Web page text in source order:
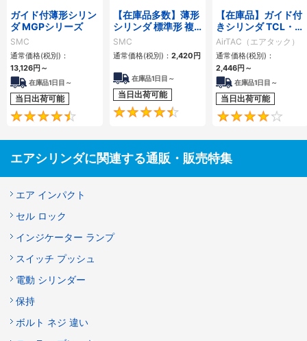
ガイド付薄形シリン
ダ MGPシリーズ
SMC
通常価格(税別)：
13,126円 ～
在庫品1日目～
当日出荷可能
4.6
【在庫品多数】薄形
シリンダ 標準形 複
動・片ロッド CQ2
シリーズ
SMC
通常価格(税別)： 2,420 円
在庫品1日目～
当日出荷可能
4.5
【在庫品】ガイド付
きシリンダ TCL・
TCMシリーズ
AirTAC（エアタック）
通常価格(税別)：
2,446円 ～
在庫品1日目～
当日出荷可能
エアシリンダに関連する通販・販売特集
エア インパクト
セル ロック
インジケーター ランプ
スイッチ プッシュ
電動 シリンダー
保持
ボルト ネジ 違い